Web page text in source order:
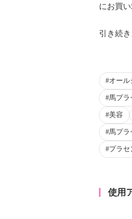
にお買
引き続
オール
馬プラ
美容
馬プラ
プラセ
使用